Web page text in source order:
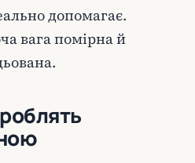
допомагає.
вага помірна й